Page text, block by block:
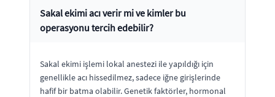
Sakal ekimi acı verir mi ve kimler bu
operasyonu tercih edebilir?
Sakal ekimi işlemi lokal anestezi ile yapıldığı için
genellikle acı hissedilmez, sadece iğne girişlerinde
hafif bir batma olabilir. Genetik faktörler, hormonal